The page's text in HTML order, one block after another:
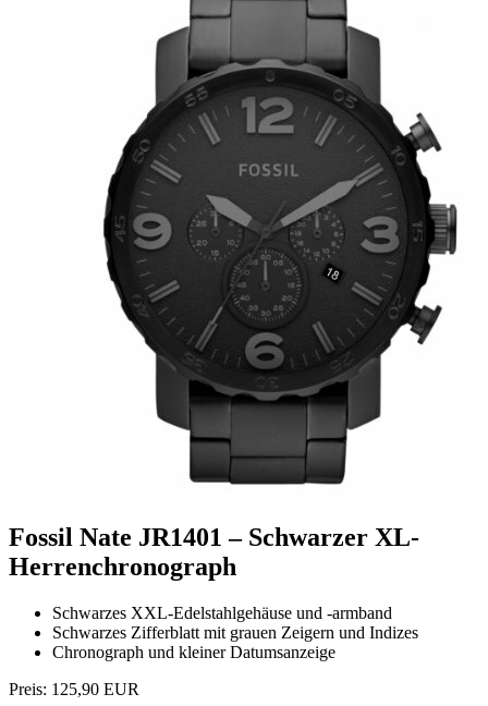
Fossil Nate JR1401 – Schwarzer XL-
Herrenchronograph
Schwarzes XXL-Edelstahlgehäuse und -armband
Schwarzes Zifferblatt mit grauen Zeigern und Indizes
Chronograph und kleiner Datumsanzeige
Preis: 125,90 EUR